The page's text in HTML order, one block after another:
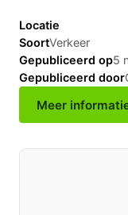
Locatie
SoortVerkeer
Gepubliceerd op5
Gepubliceerd door
Meer